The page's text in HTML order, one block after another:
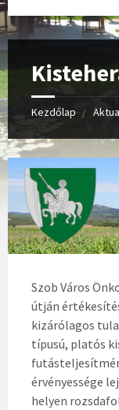
Kezdőlap
Szob Város
útján
kizárólagos
típusú, platós
érvényessége
helyen